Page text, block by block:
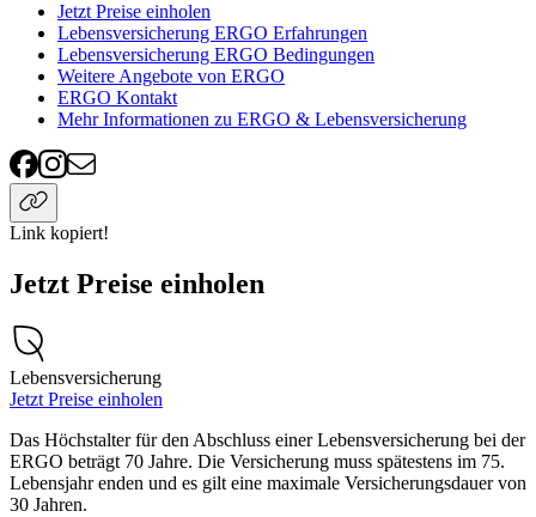
Jetzt Preise einholen
Lebensversicherung ERGO Erfahrungen
Lebensversicherung ERGO Bedingungen
Weitere Angebote von ERGO
ERGO Kontakt
Mehr Informationen zu ERGO & Lebensversicherung
Link kopiert!
Jetzt Preise einholen
Lebensversicherung
Jetzt Preise einholen
Das Höchstalter für den Abschluss einer Lebensversicherung bei der
ERGO beträgt 70 Jahre. Die Versicherung muss spätestens im 75.
Lebensjahr enden und es gilt eine maximale Versicherungsdauer von
30 Jahren.